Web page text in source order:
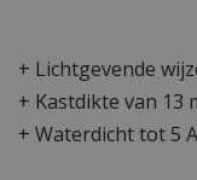
+ Lichtgevende
+ Kastdikte van 13
+ Waterdicht tot 5